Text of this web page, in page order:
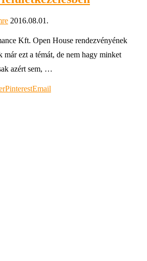
2016.08.01.
Kft. Open House rendezvényének
már ezt a témát, de nem hagy minket
azért sem, …
PinterestEmail